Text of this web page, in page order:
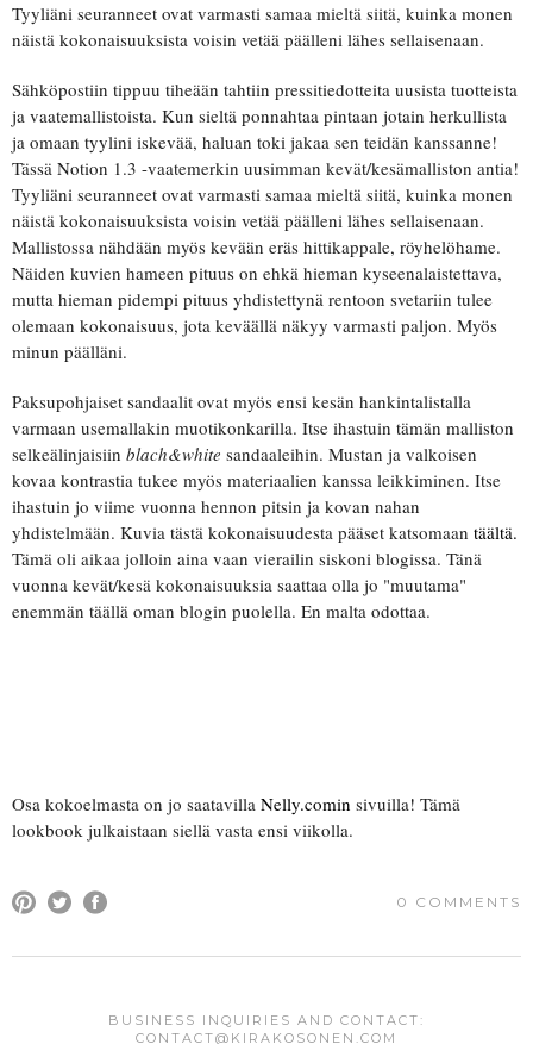
Tyyliäni seuranneet ovat varmasti samaa mieltä siitä, kuinka monen
näistä kokonaisuuksista voisin vetää päälleni lähes sellaisenaan.
Sähköpostiin tippuu tiheään tahtiin pressitiedotteita uusista tuotteista
ja vaatemallistoista. Kun sieltä ponnahtaa pintaan jotain herkullista
ja omaan tyylini iskevää, haluan toki jakaa sen teidän kanssanne!
Tässä Notion 1.3 -vaatemerkin uusimman kevät/kesämalliston antia!
Tyyliäni seuranneet ovat varmasti samaa mieltä siitä, kuinka monen
näistä kokonaisuuksista voisin vetää päälleni lähes sellaisenaan.
Mallistossa nähdään myös kevään eräs hittikappale, röyhelöhame.
Näiden kuvien hameen pituus on ehkä hieman kyseenalaistettava,
mutta hieman pidempi pituus yhdistettynä rentoon svetariin tulee
olemaan kokonaisuus, jota keväällä näkyy varmasti paljon. Myös
minun päälläni.
Paksupohjaiset sandaalit ovat myös ensi kesän hankintalistalla
varmaan usemallakin muotikonkarilla. Itse ihastuin tämän malliston
selkeälinjaisiin blach&white sandaaleihin. Mustan ja valkoisen
kovaa kontrastia tukee myös materiaalien kanssa leikkiminen. Itse
ihastuin jo viime vuonna hennon pitsin ja kovan nahan
yhdistelmään. Kuvia tästä kokonaisuudesta pääset katsomaan täältä.
Tämä oli aikaa jolloin aina vaan vierailin siskoni blogissa. Tänä
vuonna kevät/kesä kokonaisuuksia saattaa olla jo "muutama"
enemmän täällä oman blogin puolella. En malta odottaa.
Osa kokoelmasta on jo saatavilla Nelly.comin sivuilla! Tämä
lookbook julkaistaan siellä vasta ensi viikolla.
0 COMMENTS
COMMENTBUSINESS INQUIRIES AND CONTACT:
CONTACT@KIRAKOSONEN.COM